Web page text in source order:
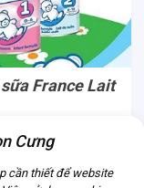
France Lait
đời từ Pháp, sữa
gì khiến France
Cưng
cần thiết để website